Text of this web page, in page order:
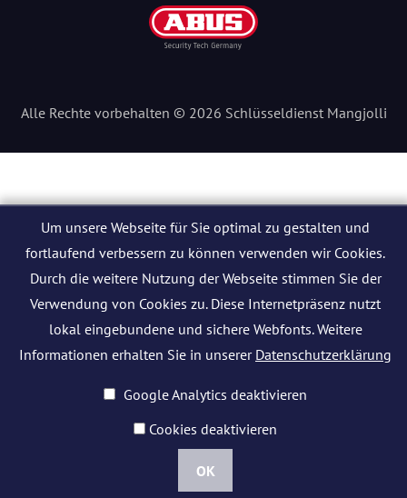
Alle Rechte vorbehalten © 2026 Schlüsseldienst Mangjolli
Um unsere Webseite für Sie optimal zu gestalten und
fortlaufend verbessern zu können verwenden wir Cookies.
Durch die weitere Nutzung der Webseite stimmen Sie der
Verwendung von Cookies zu. Diese Internetpräsenz nutzt
lokal eingebundene und sichere Webfonts. Weitere
Informationen erhalten Sie in unserer Datenschutzerklärung
Google Analytics deaktivieren
Cookies deaktivieren
OK